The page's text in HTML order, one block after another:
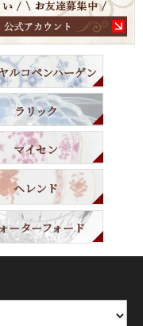
ルコペンハーゲン
ラリック
マイセン
ヘレンド
ーターフォード